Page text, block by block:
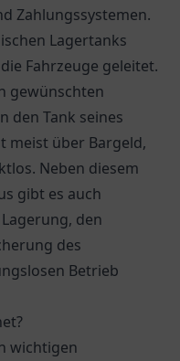
Zahlungssystemen.
Lagertanks
Fahrzeuge geleitet.
gewünschten
den Tank seines
meist über Bargeld,
Neben diesem
gibt es auch
den
des
Betrieb
wichtigen